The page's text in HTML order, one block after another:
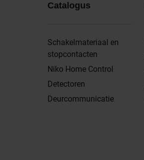
Catalogus
Schakelmateriaal en
stopcontacten
Niko Home Control
Detectoren
Deurcommunicatie